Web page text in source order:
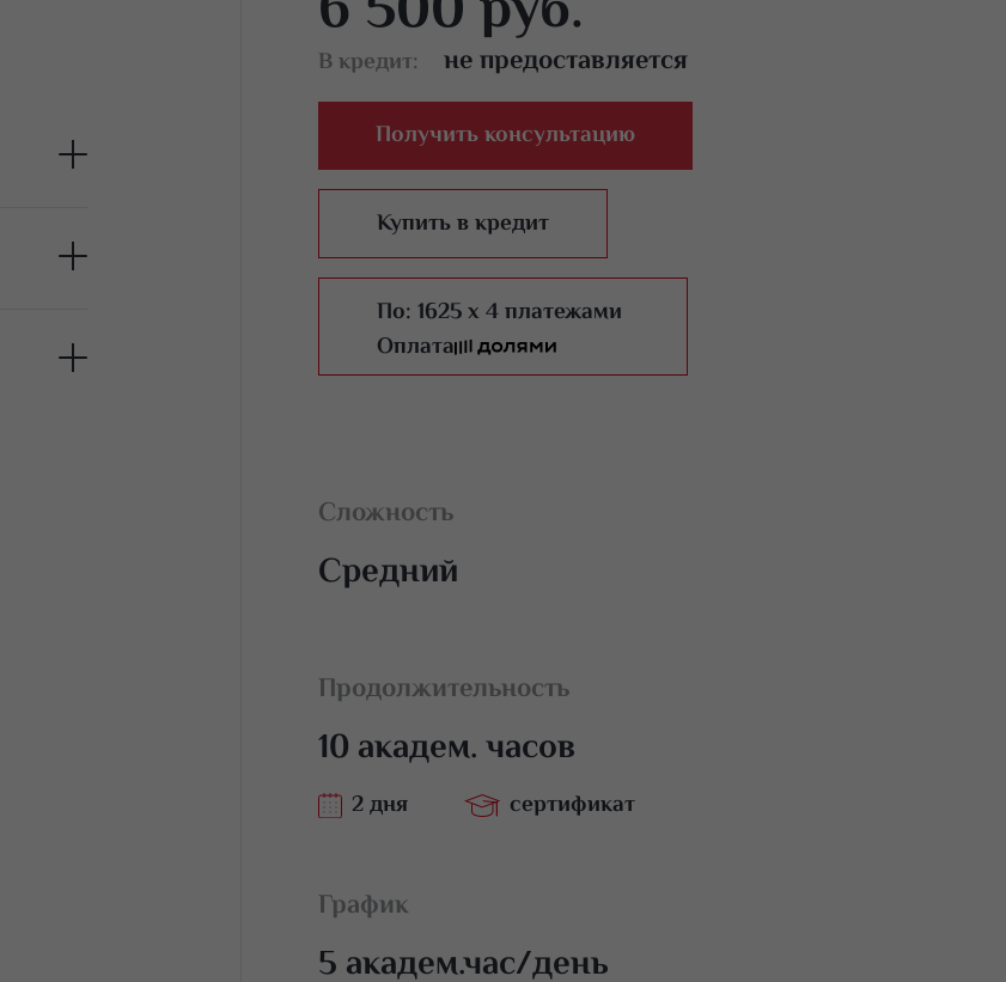
В кредит: не предоставляется
Получить консультацию
Купить в кредит
По: 1625 x 4 платежами
Оплата
Сложность
Средний
Продолжительность
10 академ. часов
2 дня сертификат
График
5 академ.час/день